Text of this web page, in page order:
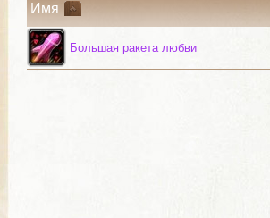
Имя
Большая ракета любви